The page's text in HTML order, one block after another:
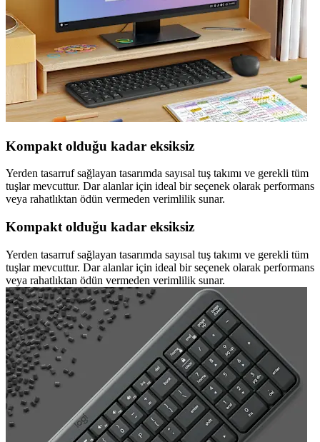
Kompakt olduğu kadar eksiksiz
Yerden tasarruf sağlayan tasarımda sayısal tuş takımı ve gerekli tüm
tuşlar mevcuttur. Dar alanlar için ideal bir seçenek olarak performans
veya rahatlıktan ödün vermeden verimlilik sunar.
Kompakt olduğu kadar eksiksiz
Yerden tasarruf sağlayan tasarımda sayısal tuş takımı ve gerekli tüm
tuşlar mevcuttur. Dar alanlar için ideal bir seçenek olarak performans
veya rahatlıktan ödün vermeden verimlilik sunar.